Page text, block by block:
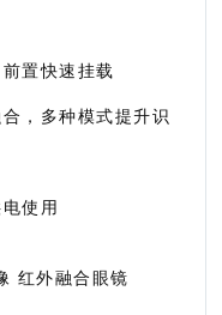
置快速挂载
，多种模式提升识
使用